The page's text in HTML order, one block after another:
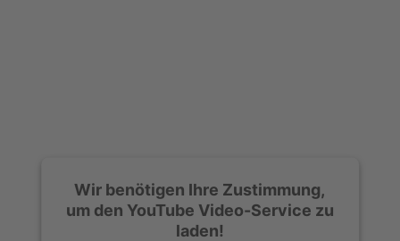
Wir benötigen Ihre Zustimmung,
um den YouTube Video-Service zu
laden!